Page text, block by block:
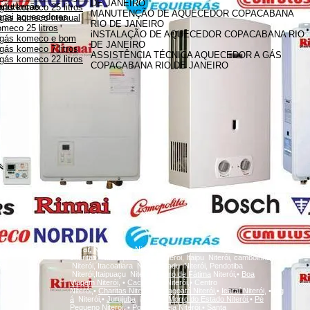
komeco 25 litros
komeco manual
25 litros
komeco e bom
komeco 7 litros
komeco 22 litros
DE JANEIRO
MANUTENÇÃO DE AQUECEDOR COPACABANA
RIO DE JANEIRO
iNSTALAÇÃO DE AQUECEDOR COPACABANA RIO
DE JANEIRO
ASSISTÊNCIA TÉCNICA AQUECEDOR A GÁS
COPACABANA RIO DE JANEIRO
aquecedores
Icaraí, Niterói, ingaNiterói, Santa Rosa Niterói, Centro Niterói,
charitas Niterói, Fonseca Niterói, Itaipu Niterói, camboinhas
Niterói, Itacoatiara Niterói, Badu Niterói, Pendotiba
Niterói,Itaipuaçu Niterói,
Bairro de Fátima Niterói,• Boa
Viagem Niterói, • Cachoeiras
Niterói,• Centro
Niterói,• Charitas Niterói, Gragoatá Niterói, • IcaraíNiterói, •
Ing
á Niterói,• Jurujuba Niterói,• Morro do Estado Niterói, • Pé
Pequeno Niterói,• Ponta d'AreiaNiterói, • Santa